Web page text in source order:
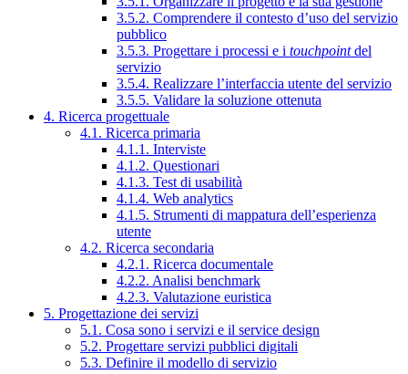
3.5.2. Comprendere il contesto d’uso del servizio
pubblico
3.5.3. Progettare i processi e i touchpointdel
servizio
3.5.4. Realizzare l’interfaccia utente del servizio
3.5.5. Validare la soluzione ottenuta
4. Ricerca progettuale
4.1. Ricerca primaria
4.1.1. Interviste
4.1.2. Questionari
4.1.3. Test di usabilità
4.1.4. Web analytics
4.1.5. Strumenti di mappatura dell’esperienza
utente
4.2. Ricerca secondaria
4.2.1. Ricerca documentale
4.2.2. Analisi benchmark
4.2.3. Valutazione euristica
5. Progettazione dei servizi
5.1. Cosa sono i servizi e il service design
5.2. Progettare servizi pubblici digitali
5.3. Definire il modello di servizio